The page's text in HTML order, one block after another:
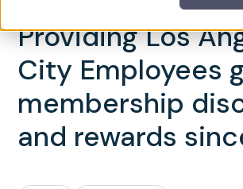
Providing Los
City Employees
membership
and rewards